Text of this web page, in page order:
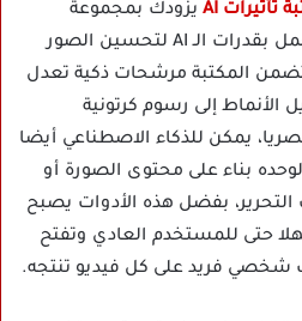
يزودك بمجموعة
ضخمة من المؤثرات التي تعمل بقدرات الـ AI لتحسين الصور
تتضمن المكتبة مرشحات ذكية تعدل
الأنماط إلى رسوم كرتونية
يمكن للذكاء الاصطناعي أيضا
بناء على محتوى الصورة أو
التحرير، بفضل هذه الأدوات يصبح
حتى للمستخدم العادي وتفتح
شخصي فريد على كل فيديو تنتجه.